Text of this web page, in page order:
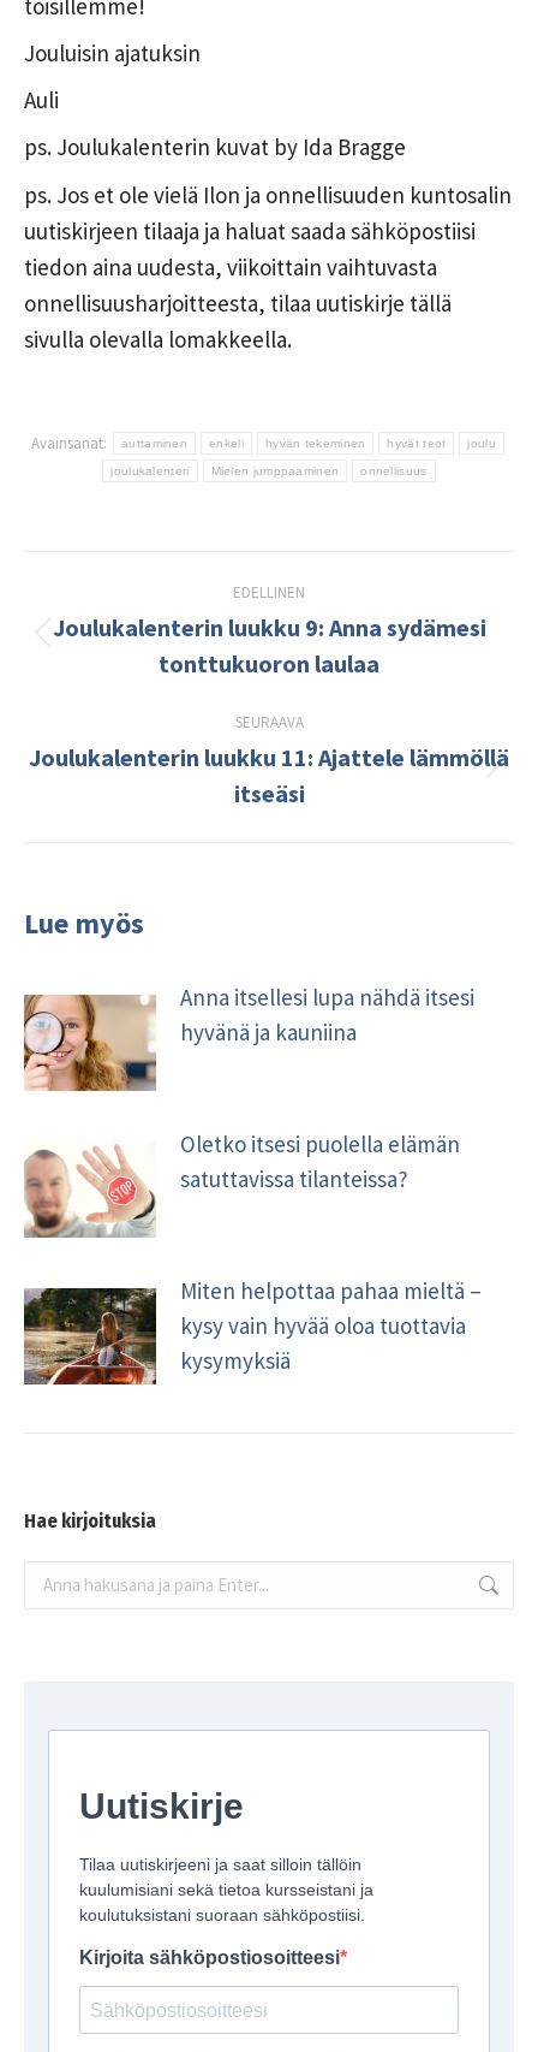
toisillemme!
Jouluisin ajatuksin
Auli
ps. Joulukalenterin kuvat by Ida Bragge
ps. Jos et ole vielä Ilon ja onnellisuuden kuntosalin
uutiskirjeen tilaaja ja haluat saada sähköpostiisi
tiedon aina uudesta, viikoittain vaihtuvasta
onnellisuusharjoitteesta, tilaa uutiskirje tällä
sivulla olevalla lomakkeella.
Avainsanat: auttaminen enkeli hyvän tekeminen hyvät teot joulu
joulukalenteri Mielen jumppaaminen onnellisuus
navigation
EDELLINEN
kirjoitus:
Joulukalenterin luukku 9: Anna sydämesi
tonttukuoron laulaa
SEURAAVA
Seuraava
kirjoitus:
Joulukalenterin luukku 11: Ajattele lämmöllä
itseäsi
Lue myös
Anna itsellesi lupa nähdä itsesi
hyvänä ja kauniina
Oletko itsesi puolella elämän
satuttavissa tilanteissa?
Miten helpottaa pahaa mieltä –
kysy vain hyvää oloa tuottavia
kysymyksiä
Hae kirjoituksia
Search: